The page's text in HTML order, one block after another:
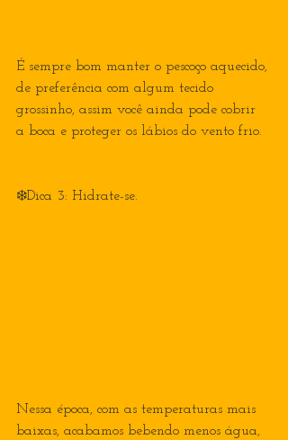
É sempre bom manter o pescoço aquecido,
de preferência com algum tecido
grossinho, assim você ainda pode cobrir
a boca e proteger os lábios do vento frio.
❄️Dica 3: Hidrate-se.
Nessa época, com as temperaturas mais
baixas, acabamos bebendo menos água,